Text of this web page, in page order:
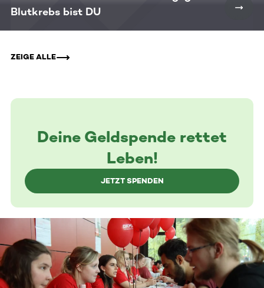
Blutkrebs bist DU
ZEIGE ALLE
Deine Geldspende rettet
Leben!
JETZT SPENDEN